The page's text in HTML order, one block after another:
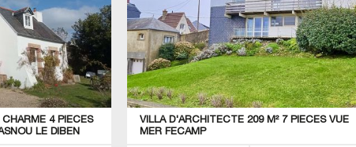
CHARME 4 PIECES
LE DIBEN
VILLA D'ARCHITECTE 209 M² 7 PIECES VUE
MER FECAMP